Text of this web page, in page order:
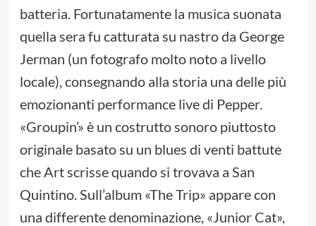
batteria. Fortunatamente la musica suonata
quella sera fu catturata su nastro da George
Jerman (un fotografo molto noto a livello
locale), consegnando alla storia una delle più
emozionanti performance live di Pepper.
«Groupin’» è un costrutto sonoro piuttosto
originale basato su un blues di venti battute
che Art scrisse quando si trovava a San
Quintino. Sull’album «The Trip» appare con
una differente denominazione, «Junior Cat»,